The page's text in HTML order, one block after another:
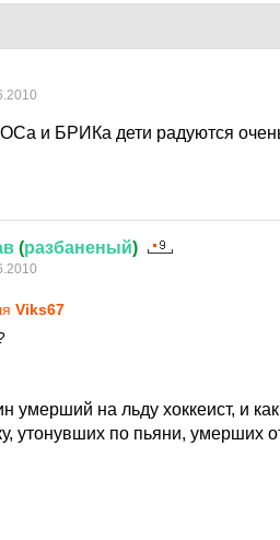
и БРИКа дети радуются
(разбаненый)
Viks67
умерший на льду хоккеист, и
утонувших по пьяни, умерших